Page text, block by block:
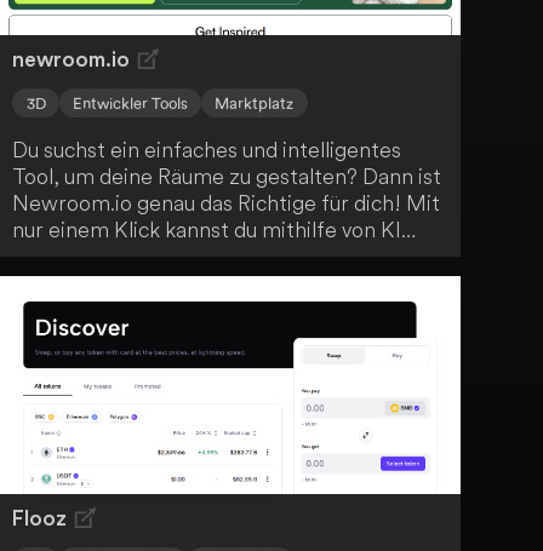
newroom.io
3D Entwickler Tools Marktplatz
Du suchst ein einfaches und intelligentes
Tool, um deine Räume zu gestalten? Dann ist
Newroom.io genau das Richtige für dich! Mit
nur einem Klick kannst du mithilfe von KI
deine Wohnräume designen und passende
Möbel direkt über Amazon bestellen. So
sparst du Zeit und Geld bei der Einrichtung
deiner vier Wände.
Flooz